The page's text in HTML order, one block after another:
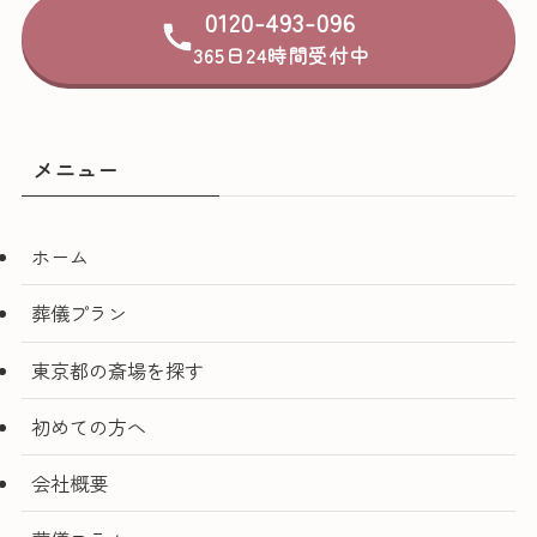
0120-493-096
365日24時間受付中
メニュー
ホーム
葬儀プラン
東京都の斎場を探す
初めての方へ
会社概要